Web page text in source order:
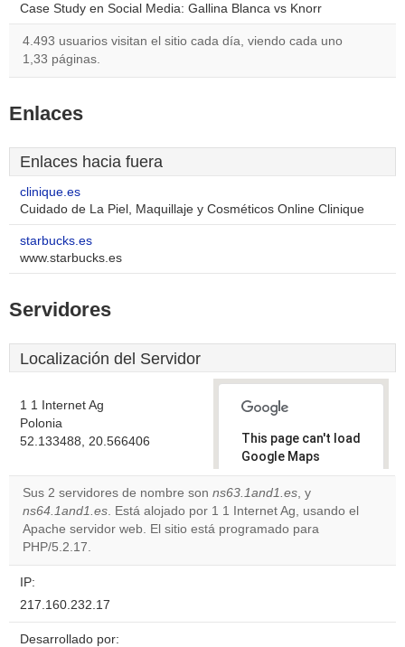
Case Study en Social Media: Gallina Blanca vs Knorr
4.493 usuarios visitan el sitio cada día, viendo cada uno
1,33 páginas.
Enlaces
Enlaces hacia fuera
clinique.es
Cuidado de La Piel, Maquillaje y Cosméticos Online Clinique
starbucks.es
www.starbucks.es
Servidores
Localización del Servidor
1 1 Internet Ag
Polonia
52.133488, 20.566406
This page can't load
Google Maps
correctly.
Do you
own this
Sus 2 servidores de nombre son ns63.1and1.es, y
ns64.1and1.es. Está alojado por 1 1 Internet Ag, usando el
Apache servidor web. El sitio está programado para
PHP/5.2.17.
IP:
217.160.232.17
Desarrollado por: